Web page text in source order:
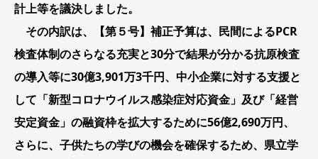
計上等を議決しました。
その内訳は、【第５号】補正予算は、民間によるPCR
検査体制のさらなる充実と30分で結果が分かる抗原検査
の導入等に30億3,901万3千円、中小企業に対する支援と
して「新型コロナウイルス感染症対応資金」及び「経営
安定資金」の融資枠を拡大するために56億2,690万円、
さらに、子供たちの学びの機会を確保するため、県立学